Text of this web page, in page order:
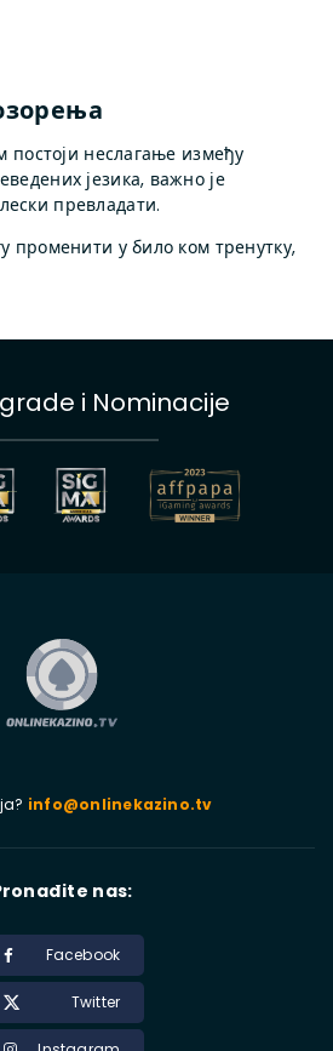
постоји неслагање између
језика, важно је
превладати.
променити у било ком тренутку,
i Nominacije
info@onlinekazino.tv
nas:
Facebook
Twitter